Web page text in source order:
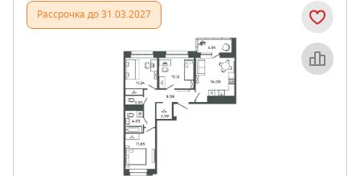
Рассрочка до 31.03.2027
Объект месяца